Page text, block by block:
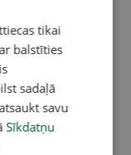
tikai
balstīties
sadaļā
savu
Sīkdatņu